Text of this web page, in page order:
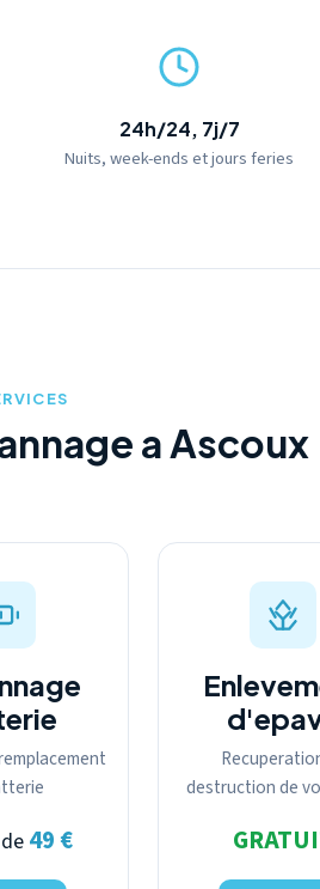
24h/24, 7j/7
Nuits, week-ends et jours feries
a Ascoux
49 €
destruction de